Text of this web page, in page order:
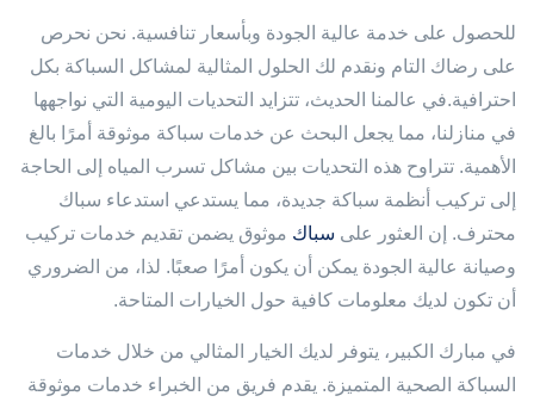
للحصول على خدمة عالية الجودة وبأسعار تنافسية. نحن نحرص
على رضاك التام ونقدم لك الحلول المثالية لمشاكل السباكة بكل
احترافية.في عالمنا الحديث، تتزايد التحديات اليومية التي نواجهها
في منازلنا، مما يجعل البحث عن خدمات سباكة موثوقة أمرًا بالغ
الأهمية. تتراوح هذه التحديات بين مشاكل تسرب المياه إلى الحاجة
إلى تركيب أنظمة سباكة جديدة، مما يستدعي استدعاء سباك
محترف. إن العثور على سباك موثوق يضمن تقديم خدمات تركيب
وصيانة عالية الجودة يمكن أن يكون أمرًا صعبًا. لذا، من الضروري
أن تكون لديك معلومات كافية حول الخيارات المتاحة.
في مبارك الكبير، يتوفر لديك الخيار المثالي من خلال خدمات
السباكة الصحية المتميزة. يقدم فريق من الخبراء خدمات موثوقة